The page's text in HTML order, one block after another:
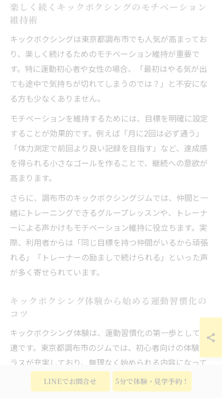
楽しく続くキックボクシングのモチベーション
維持術
キックボクシングは東京都調布市でも人気が高まってお
り、楽しく続けるためのモチベーション維持が重要で
す。特に運動初心者や女性の場合、「最初はやる気が出
ても途中で気持ちが切れてしまうのでは？」と不安にな
る方も少なくありません。
モチベーションを維持するためには、目標を明確に設定
することが効果的です。例えば「月に2回は必ず通う」
「体力測定で前回より良い記録を目指す」など、達成感
を得られる小さなゴールを作ることで、継続への意欲が
高まります。
さらに、調布市のキックボクシングジムでは、仲間と一
緒にトレーニングできるグループレッスンや、トレーナ
ーによる声かけもモチベーション維持に役立ちます。実
際、利用者からは「同じ目標を持つ仲間がいるから頑張
れる」「トレーナーの励ましで続けられる」といった声
が多く寄せられています。
キックボクシング体験から始める運動習慣化の
コツ
キックボクシング体験は、運動習慣化の第一歩として最
適です。東京都調布市のジムでは、初心者向けの体験ク
ラスが充実しており、無理なく始められる内容になって
LINEでお問合せ 5分で体験・見学予約！